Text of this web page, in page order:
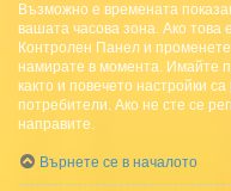
Възможно е времената
вашата часова зона. Ако това
Контролен Панел и
намирате в момента. Имайте
както и повечето настройки
потребители. Ако не сте се
направите.
Върнете се в началото